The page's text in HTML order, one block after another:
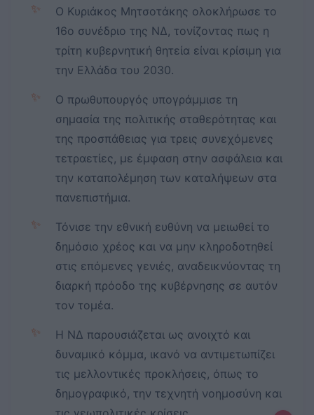
✨
Ο Κυριάκος Μητσοτάκης ολοκλήρωσε το
16ο συνέδριο της ΝΔ, τονίζοντας πως η
τρίτη κυβερνητική θητεία είναι κρίσιμη για
την Ελλάδα του 2030.
✨
Ο πρωθυπουργός υπογράμμισε τη
σημασία της πολιτικής σταθερότητας και
της προσπάθειας για τρεις συνεχόμενες
τετραετίες, με έμφαση στην ασφάλεια και
την καταπολέμηση των καταλήψεων στα
πανεπιστήμια.
✨
Τόνισε την εθνική ευθύνη να μειωθεί το
δημόσιο χρέος και να μην κληροδοτηθεί
στις επόμενες γενιές, αναδεικνύοντας τη
διαρκή πρόοδο της κυβέρνησης σε αυτόν
τον τομέα.
✨
Η ΝΔ παρουσιάζεται ως ανοιχτό και
δυναμικό κόμμα, ικανό να αντιμετωπίζει
τις μελλοντικές προκλήσεις, όπως το
δημογραφικό, την τεχνητή νοημοσύνη και